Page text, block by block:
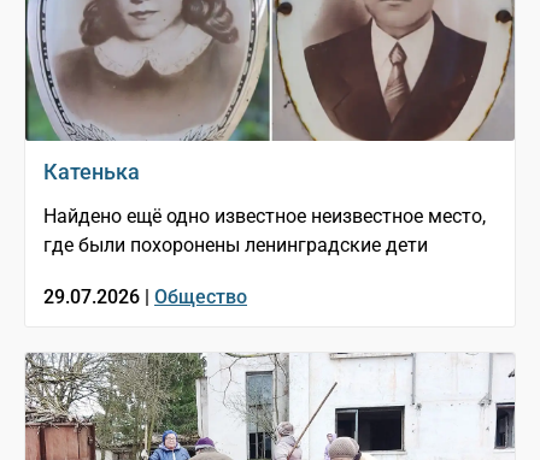
Катенька
Найдено ещё одно известное неизвестное место,
где были похоронены ленинградские дети
29.07.2026 | Общество